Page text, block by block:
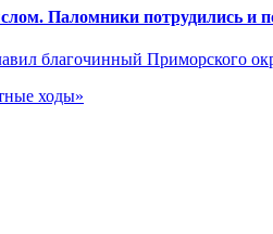
Паломники потрудились и
благочинный Приморского
ходы»